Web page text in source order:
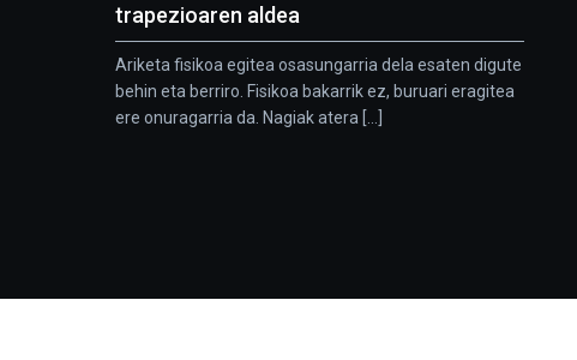
trapezioaren aldea
Ariketa fisikoa egitea osasungarria dela esaten digute
behin eta berriro. Fisikoa bakarrik ez, buruari eragitea
ere onuragarria da. Nagiak atera [...]